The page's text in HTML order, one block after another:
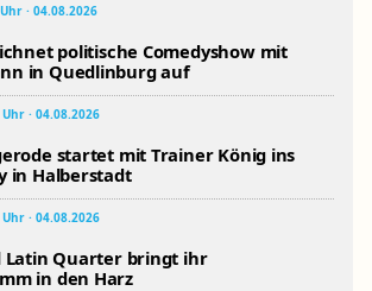
· 04.08.2026
politische Comedyshow mit
in Quedlinburg auf
· 04.08.2026
startet mit Trainer König ins
in Halberstadt
· 04.08.2026
Latin Quarter bringt ihr
in den Harz